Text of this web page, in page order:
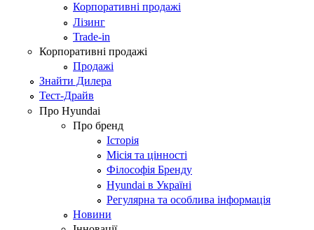
Корпоративні продажі
Лізинг
Trade-in
Корпоративні продажі
Продажі
Знайти Дилера
Тест-Драйв
Про Hyundai
Про бренд
Історія
Місія та цінності
Філософія Бренду
Hyundai в Україні
Регулярна та особлива інформація
Новини